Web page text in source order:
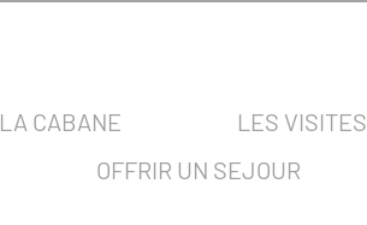
LA CABANE
LES VISITES
OFFRIR UN SEJOUR